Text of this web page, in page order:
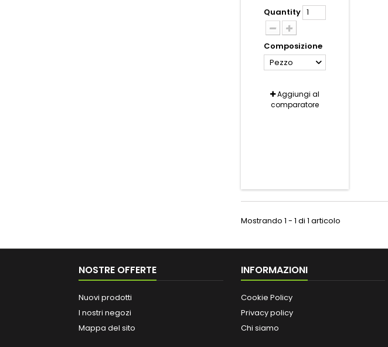
Quantity
Composizione
Pezzo
Aggiungi al
comparatore
Mostrando 1 - 1 di 1 articolo
NOSTRE OFFERTE
Nuovi prodotti
I nostri negozi
Mappa del sito
INFORMAZIONI
Cookie Policy
Privacy policy
Chi siamo